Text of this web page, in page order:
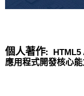
個人著作:
應用程式開發核心